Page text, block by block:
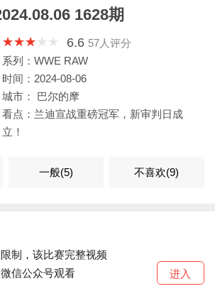
1628期
6.6 57人评分
系列：WWE RAW
时间：2024-08-06
城市： 巴尔的摩
看点：兰迪宣战重磅冠军，新审判日成
立！
一般(5) 不喜欢(9)
制，该比赛完整视频
信公众号观看
进入